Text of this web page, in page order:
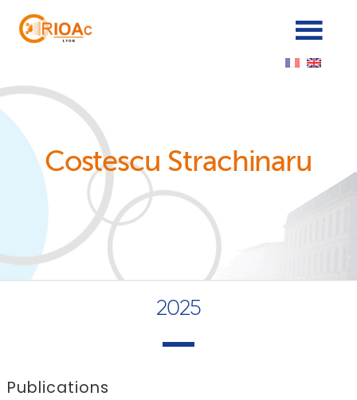
Costescu Strachinaru
2025
Publications
Cookies management panel